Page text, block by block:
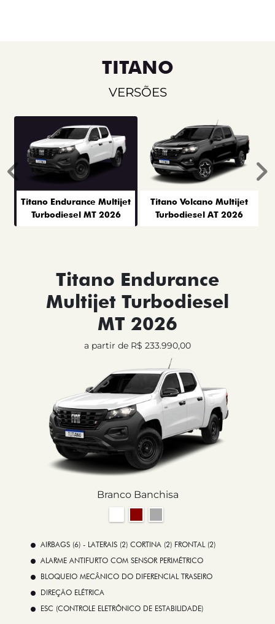
TITANO
VERSÕES
Titano Endurance Multijet
Turbodiesel MT 2026
Titano Volcano Multijet
Turbodiesel AT 2026
Anterior
Titano Endurance
Multijet Turbodiesel
MT 2026
a partir de R$ 233.990,00
Branco Banchisa
AIRBAGS (6) - LATERAIS (2) CORTINA (2) FRONTAL (2)
ALARME ANTIFURTO COM SENSOR PERIMÉTRICO
BLOQUEIO MECÂNICO DO DIFERENCIAL TRASEIRO
DIREÇÃO ELÉTRICA
ESC (CONTROLE ELETRÔNICO DE ESTABILIDADE)